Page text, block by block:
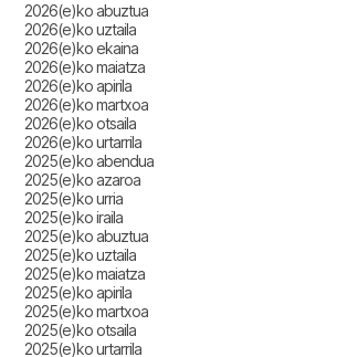
2026(e)ko abuztua
2026(e)ko uztaila
2026(e)ko ekaina
2026(e)ko maiatza
2026(e)ko apirila
2026(e)ko martxoa
2026(e)ko otsaila
2026(e)ko urtarrila
2025(e)ko abendua
2025(e)ko azaroa
2025(e)ko urria
2025(e)ko iraila
2025(e)ko abuztua
2025(e)ko uztaila
2025(e)ko maiatza
2025(e)ko apirila
2025(e)ko martxoa
2025(e)ko otsaila
2025(e)ko urtarrila